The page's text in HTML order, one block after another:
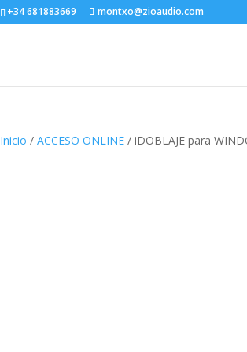
+34 681883669 montxo@zioaudio.com
Inicio /ACCESO ONLINE / iDOBLAJE para